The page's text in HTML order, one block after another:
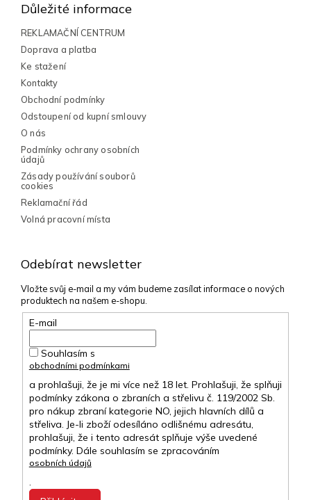
Odebírat newsletter
Vložte svůj e-mail a my vám budeme zasílat informace o nových
produktech na našem e-shopu.
E-mail
Souhlasím s
obchodními podmínkami
a prohlašuji, že je mi více než 18 let. Prohlašuji, že splňuji
podmínky zákona o zbraních a střelivu č. 119/2002 Sb.
pro nákup zbraní kategorie NO, jejich hlavních dílů a
střeliva. Je-li zboží odesíláno odlišnému adresátu,
prohlašuji, že i tento adresát splňuje výše uvedené
podmínky. Dále souhlasím se zpracováním
osobních údajů
.
Důležité informace
REKLAMAČNÍ CENTRUM
Doprava a platba
Ke stažení
Kontakty
Obchodní podmínky
Odstoupení od kupní smlouvy
O nás
Podmínky ochrany osobních
údajů
Zásady používání souborů
cookies
Reklamační řád
Volná pracovní místa